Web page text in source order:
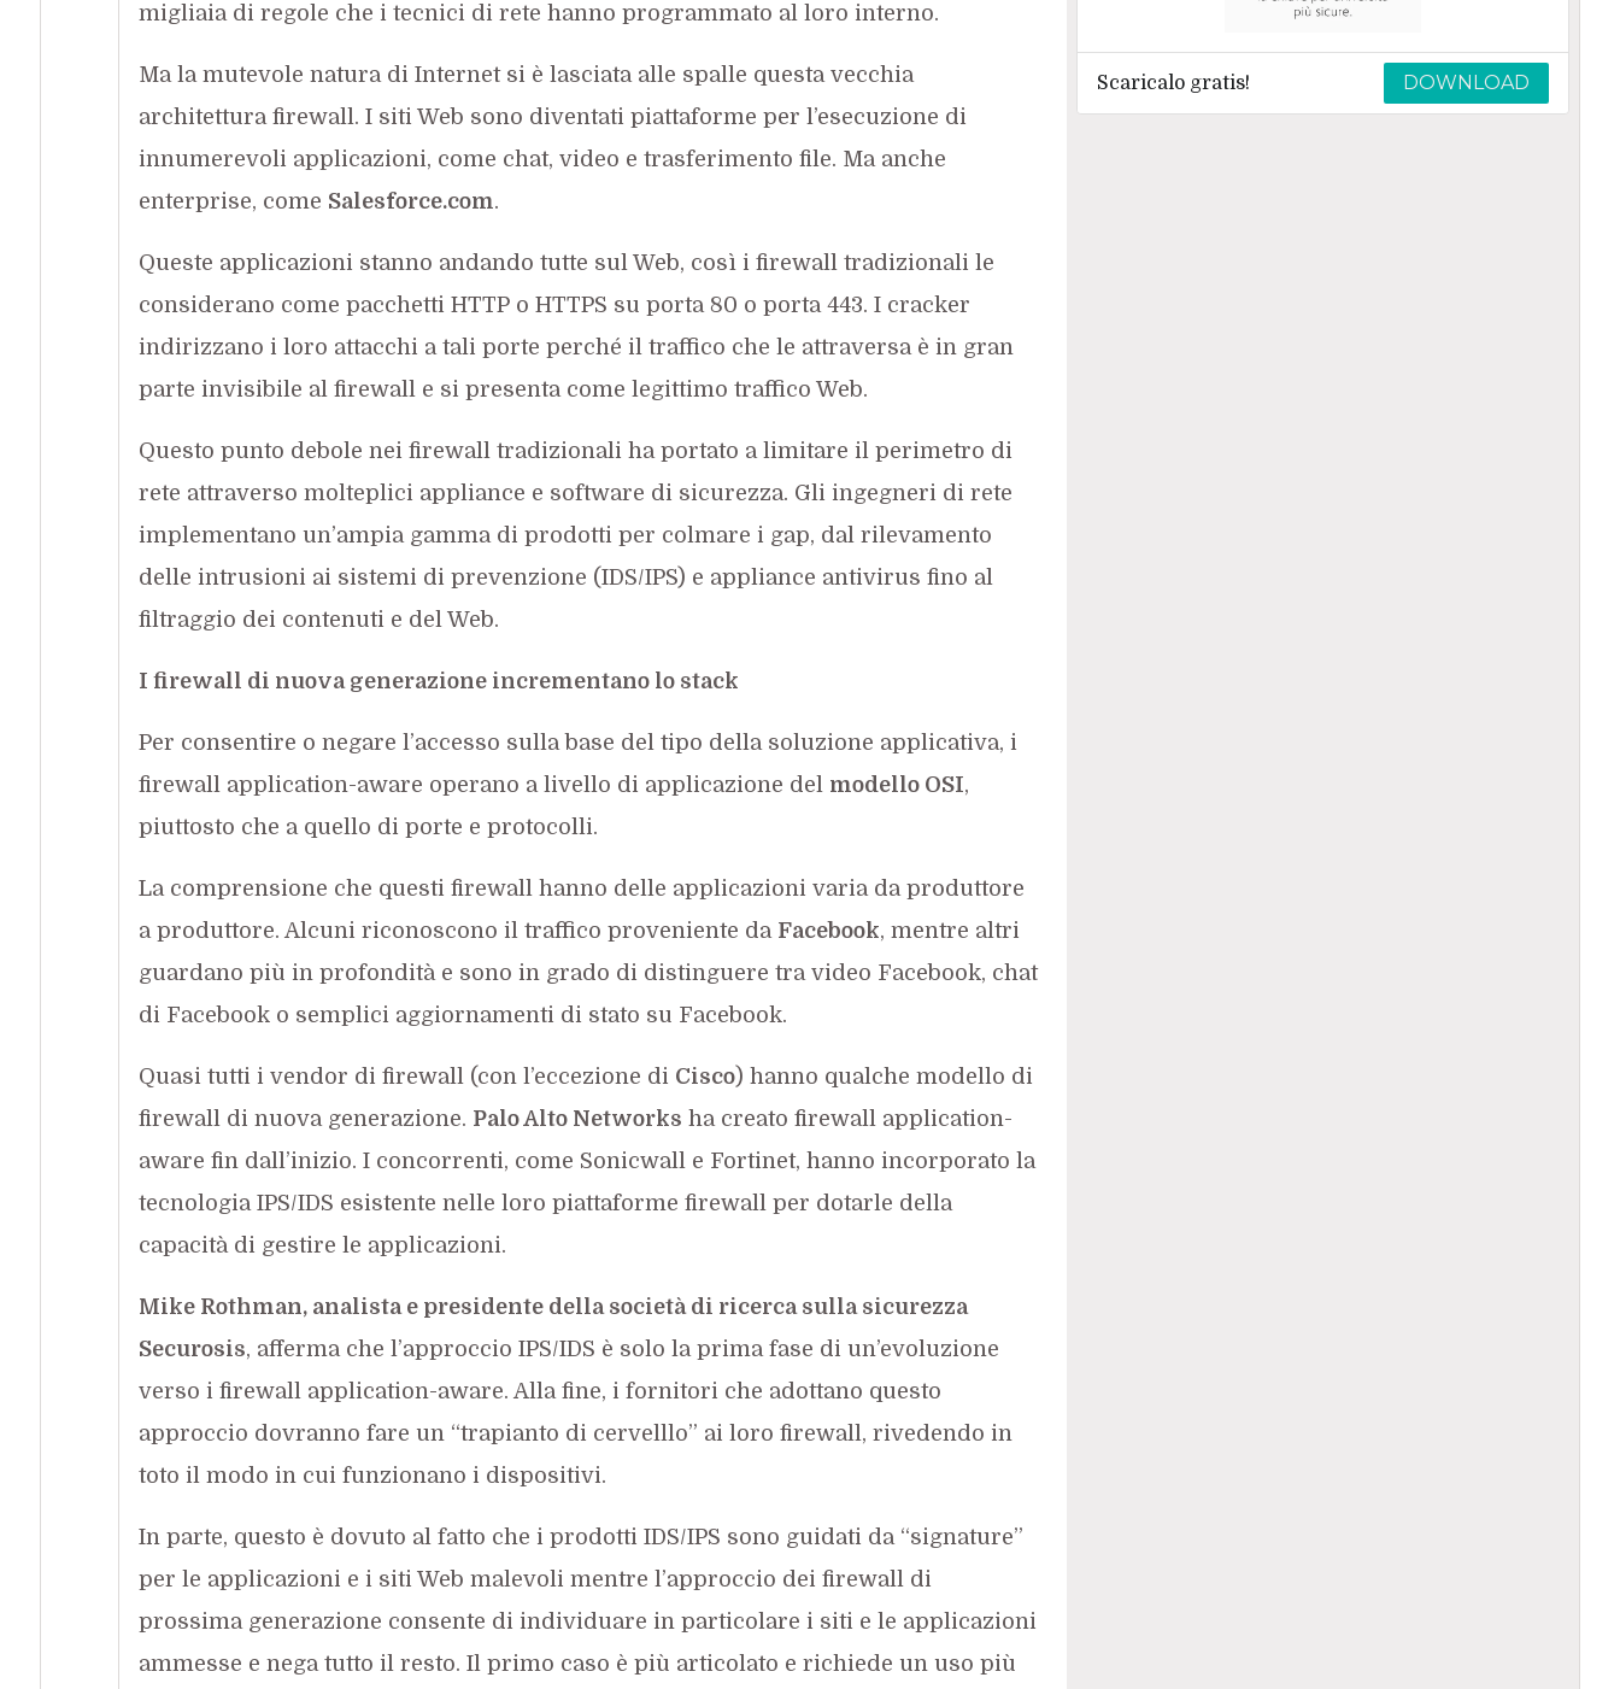
migliaia di regole che i tecnici di rete hanno programmato al loro interno.
Ma la mutevole natura di Internet si è lasciata alle spalle questa vecchia
architettura firewall. I siti Web sono diventati piattaforme per l’esecuzione di
innumerevoli applicazioni, come chat, video e trasferimento file. Ma anche
enterprise, come Salesforce.com.
Queste applicazioni stanno andando tutte sul Web, così i firewall tradizionali le
considerano come pacchetti HTTP o HTTPS su porta 80 o porta 443. I cracker
indirizzano i loro attacchi a tali porte perché il traffico che le attraversa è in gran
parte invisibile al firewall e si presenta come legittimo traffico Web.
Questo punto debole nei firewall tradizionali ha portato a limitare il perimetro di
rete attraverso molteplici appliance e software di sicurezza. Gli ingegneri di rete
implementano un’ampia gamma di prodotti per colmare i gap, dal rilevamento
delle intrusioni ai sistemi di prevenzione (IDS/IPS) e appliance antivirus fino al
filtraggio dei contenuti e del Web.
I firewall di nuova generazione incrementano lo stack
Per consentire o negare l’accesso sulla base del tipo della soluzione applicativa, i
firewall application-aware operano a livello di applicazione del modello OSI,
piuttosto che a quello di porte e protocolli.
La comprensione che questi firewall hanno delle applicazioni varia da produttore
a produttore. Alcuni riconoscono il traffico proveniente da Facebook, mentre altri
guardano più in profondità e sono in grado di distinguere tra video Facebook, chat
di Facebook o semplici aggiornamenti di stato su Facebook.
Quasi tutti i vendor di firewall (con l’eccezione di Cisco) hanno qualche modello di
firewall di nuova generazione. Palo Alto Networks ha creato firewall application-
aware fin dall’inizio. I concorrenti, come Sonicwall e Fortinet, hanno incorporato la
tecnologia IPS/IDS esistente nelle loro piattaforme firewall per dotarle della
capacità di gestire le applicazioni.
Mike Rothman, analista e presidente della società di ricerca sulla sicurezza
Securosis, afferma che l’approccio IPS/IDS è solo la prima fase di un’evoluzione
verso i firewall application-aware. Alla fine, i fornitori che adottano questo
approccio dovranno fare un “trapianto di cervelllo” ai loro firewall, rivedendo in
toto il modo in cui funzionano i dispositivi.
In parte, questo è dovuto al fatto che i prodotti IDS/IPS sono guidati da “signature”
per le applicazioni e i siti Web malevoli mentre l’approccio dei firewall di
prossima generazione consente di individuare in particolare i siti e le applicazioni
ammesse e nega tutto il resto. Il primo caso è più articolato e richiede un uso più
Scaricalo gratis! DOWNLOAD